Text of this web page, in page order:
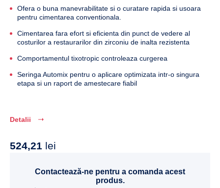
Ofera o buna manevrabilitate si o curatare rapida si usoara
pentru cimentarea conventionala.
Cimentarea fara efort si eficienta din punct de vedere al
costurilor a restaurarilor din zirconiu de inalta rezistenta
Comportamentul tixotropic controleaza curgerea
Seringa Automix pentru o aplicare optimizata intr-o singura
etapa si un raport de amestecare fiabil
Detalii
524,21 lei
Contactează-ne pentru a comanda acest
produs.